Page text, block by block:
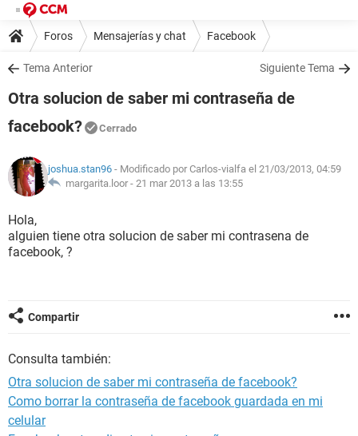
Foros Mensajerías y chat Facebook
Tema Anterior Siguiente Tema
Otra solucion de saber mi contraseña de
facebook?
Cerrado
joshua.stan96 - Modificado por Carlos-vialfa el 21/03/2013, 04:59
margarita.loor - 21 mar 2013 a las 13:55
Hola,
alguien tiene otra solucion de saber mi contrasena de
facebook, ?
Compartir
Consulta también:
Otra solucion de saber mi contraseña de facebook?
Como borrar la contraseña de facebook guardada en mi
celular